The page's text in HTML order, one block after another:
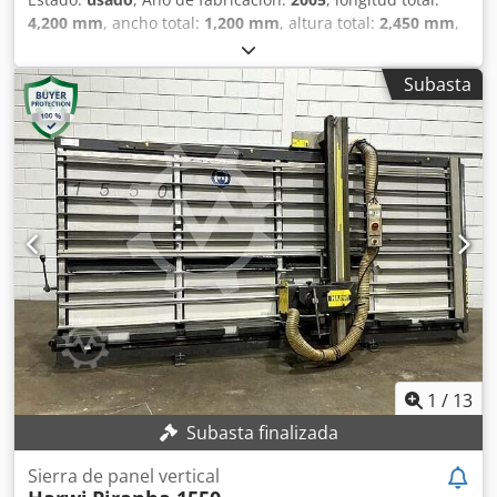
4,200 mm, ancho total: 1,200 mm, altura total: 2,450 mm,
Color: Gris Peso: 485 kg - Año de fabricación: 2005 -
Documentación disponible: No Credszh Ikqepfx Apcsf -
Marcado CE: Sí - Certificado CE: No - Número de serie:
25005630 - Altura máxima de corte horizontal [mm]: 1550 -
Anchura máxima de corte [mm]: 3300 - Profundidad
máxima de corte [mm]: 55 - Diámetro mínimo de la hoja de
sierra [mm]: 250 - Diámetro máximo de la hoja de sierra
[mm]: 250 - Diámetro del orificio del eje de la hoja de
sierra [mm]: 30 - Corte horizontal: Sí - Corte vertical: Sí -
Tensión [V]: 400 - Consumo de corriente [A]: 6,6 - Fusible
[A]: 16 - Potencia [kW]: 3,0 - Dimensiones de transporte:
4200 mm x 1200 mm x 2450 mm (largo x ancho x alto) -
Peso de transporte [kg]: 485 kg - Paquetes de transporte
[unidades]: 1 Información financiera IVA: El precio indicado
no incluye el IVA. IVA/Régimen de recargo de IVA: El IVA es
deducible para las empresas. Entrega y aceptación de
equipos usados disponible en cualquier momento para
todos los productos del sector industrial. Yorick Diebels
Subasta
1 / 13
Subasta finalizada
Sierra de panel vertical